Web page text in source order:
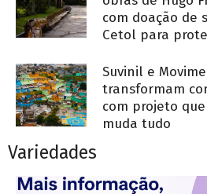
com doação de
Cetol para
Suvinil e
transformam
com projeto
muda tudo
Variedades